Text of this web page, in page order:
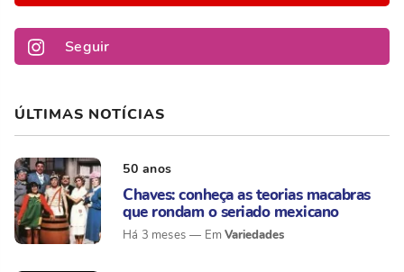
Seguir
ÚLTIMAS NOTÍCIAS
50 anos
Chaves: conheça as teorias macabras
que rondam o seriado mexicano
Há 3 meses Variedades